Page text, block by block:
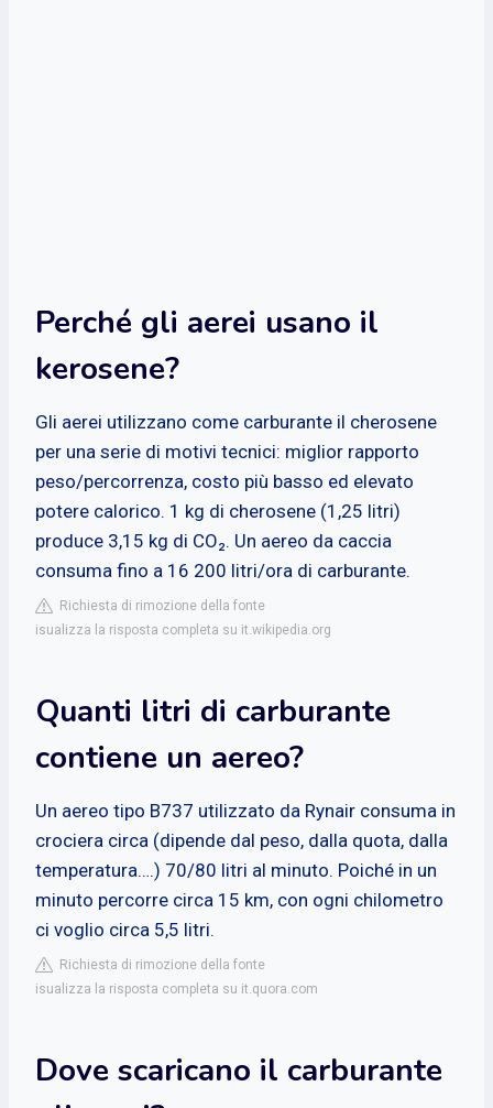
Perché gli aerei usano il
kerosene?
Gli aerei utilizzano come carburante il cherosene
per una serie di motivi tecnici: miglior rapporto
peso/percorrenza, costo più basso ed elevato
potere calorico. 1 kg di cherosene (1,25 litri)
produce 3,15 kg di CO₂. Un aereo da caccia
consuma fino a 16 200 litri/ora di carburante.
Richiesta di rimozione della fonte
isualizza la risposta completa su it.wikipedia.org
Quanti litri di carburante
contiene un aereo?
Un aereo tipo B737 utilizzato da Rynair consuma in
crociera circa (dipende dal peso, dalla quota, dalla
temperatura….) 70/80 litri al minuto. Poiché in un
minuto percorre circa 15 km, con ogni chilometro
ci voglio circa 5,5 litri.
Richiesta di rimozione della fonte
isualizza la risposta completa su it.quora.com
Dove scaricano il carburante